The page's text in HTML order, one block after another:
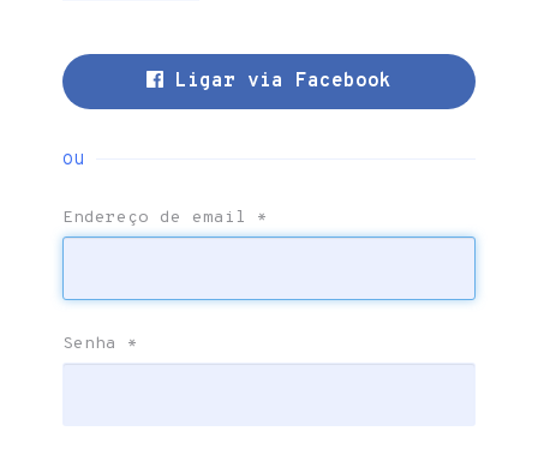
Ligar via Facebook
ou
Endereço de email *
Senha *